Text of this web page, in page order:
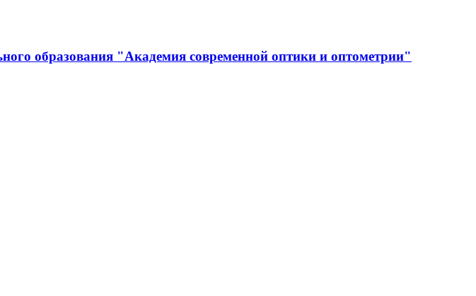
образования "Академия современной оптики и оптометрии"